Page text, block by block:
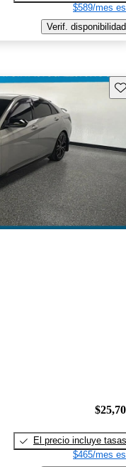
$589/mes
Verif. disponibilidad
El precio incluye tasas
$465/mes